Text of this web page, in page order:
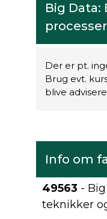
Big
processer
Der er pt.
Brug evt.
blive
Info om
49563 -
teknikker